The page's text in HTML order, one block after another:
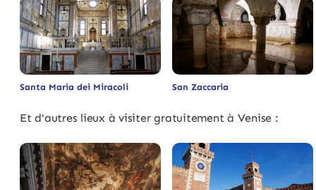
Santa Maria dei Miracoli San Zaccaria
Et d'autres lieux à visiter gratuitement à Venise :